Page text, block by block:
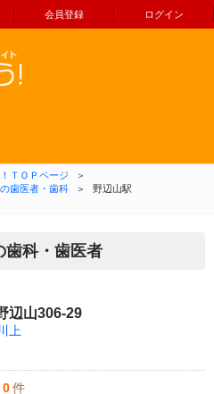
会員登録 ログイン
コンテンツへ移動
ＴＯＰページ
＞
歯医者・歯科 ＞
野辺山駅
歯科・歯医者
辺山306-29
上
0 件